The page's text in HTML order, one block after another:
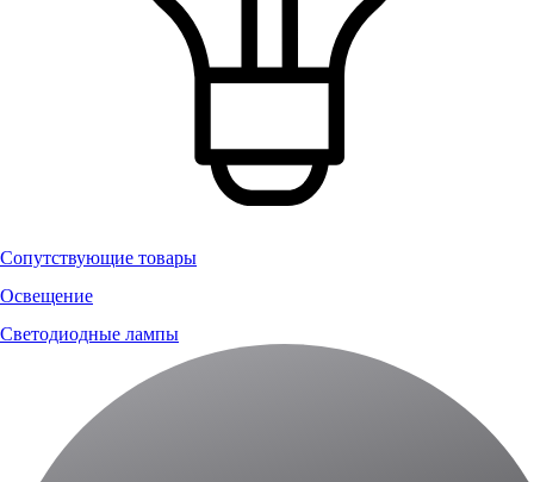
Сопутствующие товары
Освещение
Светодиодные лампы